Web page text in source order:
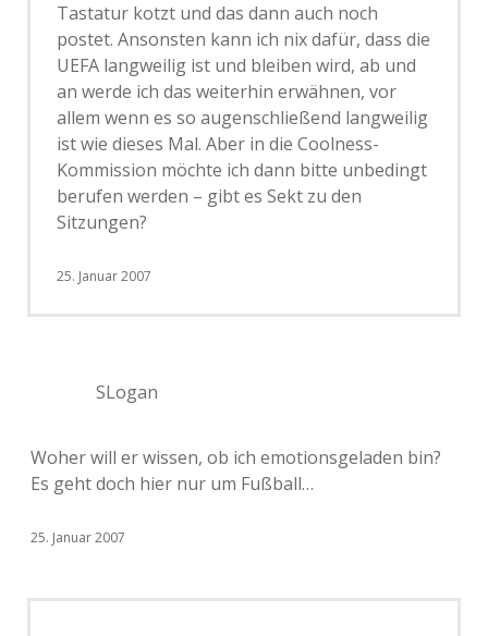
Tastatur kotzt und das dann auch noch
postet. Ansonsten kann ich nix dafür, dass die
UEFA langweilig ist und bleiben wird, ab und
an werde ich das weiterhin erwähnen, vor
allem wenn es so augenschließend langweilig
ist wie dieses Mal. Aber in die Coolness-
Kommission möchte ich dann bitte unbedingt
berufen werden – gibt es Sekt zu den
Sitzungen?
25. Januar 2007
SLogan
Woher will er wissen, ob ich emotionsgeladen bin?
Es geht doch hier nur um Fußball…
25. Januar 2007